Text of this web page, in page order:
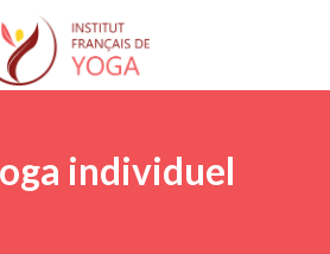
Yoga de l’IFY
de l’IFY
un cours de yoga
une formation
individuel